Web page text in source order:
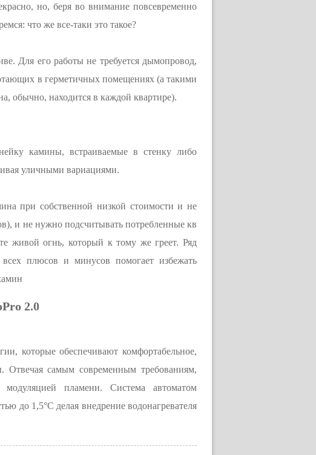
но, беря во внимание повсевременно
что же все-таки это такое?
Для его работы не требуется дымопровод,
в герметичных помещениях (а такими
обычно, находится в каждой квартире).
камины, встраиваемые в стенку либо
уличными вариациями.
при собственной низкой стоимости и не
и не нужно подсчитывать потребленные кв
живой огнь, который к тому же греет. Ряд
плюсов и минусов помогает избежать
2.0
которые обеспечивают комфортабельное,
Отвечая самым современным требованиям,
модуляцией пламени. Система автоматом
до 1,5°C делая внедрение водонагревателя